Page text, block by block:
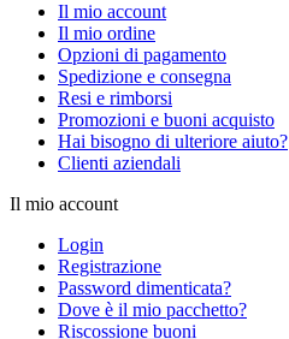
Il mio account
Il mio ordine
Opzioni di pagamento
Spedizione e consegna
Resi e rimborsi
Promozioni e buoni acquisto
Hai bisogno di ulteriore aiuto?
Clienti aziendali
Il mio account
Login
Registrazione
Password dimenticata?
Dove è il mio pacchetto?
Riscossione buoni